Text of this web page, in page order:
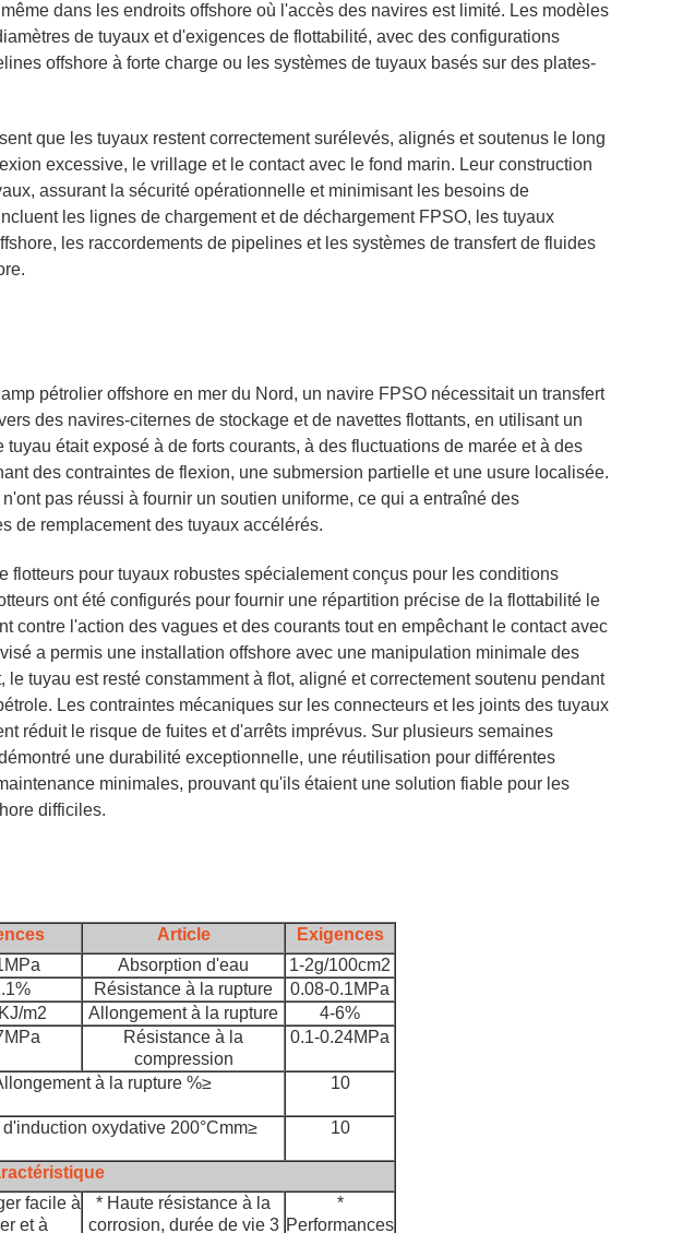
dans les endroits offshore où l'accès des navires est limité. Les modèles
de tuyaux et d'exigences de flottabilité, avec des configurations
offshore à forte charge ou les systèmes de tuyaux basés sur des plates-
que les tuyaux restent correctement surélevés, alignés et soutenus le long
excessive, le vrillage et le contact avec le fond marin. Leur construction
assurant la sécurité opérationnelle et minimisant les besoins de
les lignes de chargement et de déchargement FPSO, les tuyaux
les raccordements de pipelines et les systèmes de transfert de fluides
pétrolier offshore en mer du Nord, un navire FPSO nécessitait un transfert
des navires-citernes de stockage et de navettes flottants, en utilisant un
était exposé à de forts courants, à des fluctuations de marée et à des
des contraintes de flexion, une submersion partielle et une usure localisée.
pas réussi à fournir un soutien uniforme, ce qui a entraîné des
de remplacement des tuyaux accélérés.
flotteurs pour tuyaux robustes spécialement conçus pour les conditions
ont été configurés pour fournir une répartition précise de la flottabilité le
contre l'action des vagues et des courants tout en empêchant le contact avec
a permis une installation offshore avec une manipulation minimale des
tuyau est resté constamment à flot, aligné et correctement soutenu pendant
Les contraintes mécaniques sur les connecteurs et les joints des tuyaux
réduit le risque de fuites et d'arrêts imprévus. Sur plusieurs semaines
une durabilité exceptionnelle, une réutilisation pour différentes
minimales, prouvant qu'ils étaient une solution fiable pour les
difficiles.
Article
Exigences
Absorption d'eau
1-2g/100cm2
Résistance à la rupture
0.08-0.1MPa
m2 Allongement à la rupture
4-6%
Résistance à la
compression
0.1-0.24MPa
à la rupture %≥ 10
d'induction oxydative 200°Cmm≥ 10
facile à
et à
* Haute résistance à la
corrosion, durée de vie 3
*
Performances